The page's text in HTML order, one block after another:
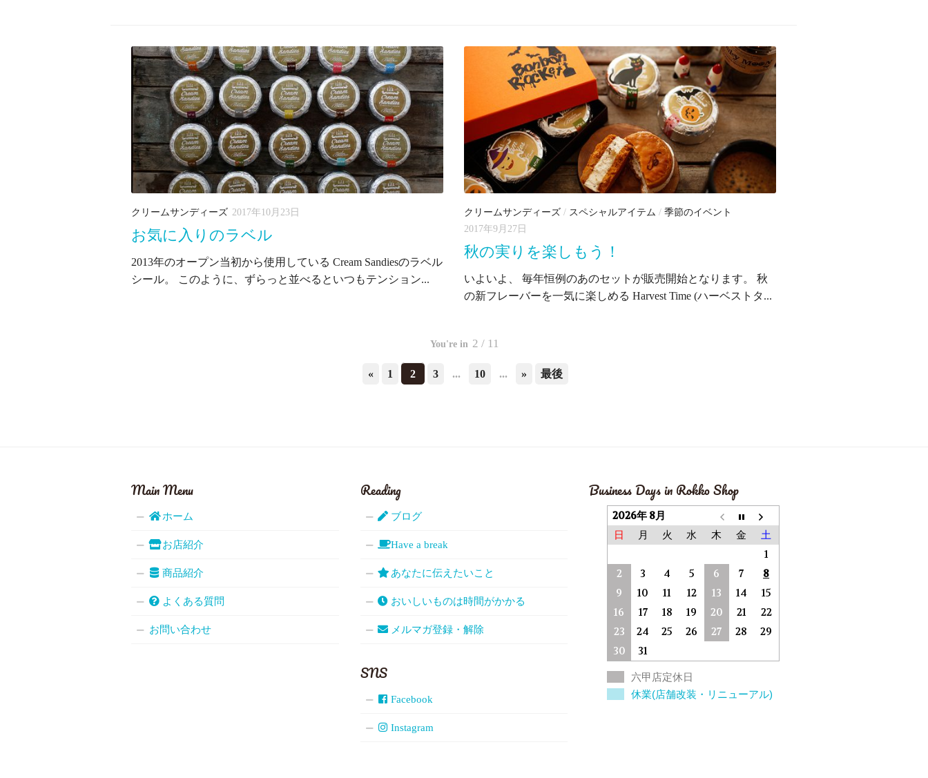
クリームサンディーズ 2017年10月23日
お気に入りのラベル
2013年のオープン当初から使用している Cream Sandiesのラベル
シール。 このように、ずらっと並べるといつもテンション...
クリームサンディーズ / スペシャルアイテム / 季節のイベント
2017年9月27日
秋の実りを楽しもう！
いよいよ、 毎年恒例のあのセットが販売開始となります。 秋
の新フレーバーを一気に楽しめる Harvest Time (ハーベストタ...
2 / 11
« 1 2 3 ... 10 ... » 最後
Main Menu
ホーム
お店紹介
商品紹介
よくある質問
お問い合わせ
Reading
ブログ
Have a break
あなたに伝えたいこと
おいしいものは時間がかかる
メルマガ登録・解除
SNS
Facebook
Instagram
Business Days in Rokko Shop
2026年 8月
日 月 火 水 木 金 土
1
2
3 4 5 6 7
8
9
10 11 12 13 14
15
16
17 18 19 20 21
22
23
24 25 26 27 28
29
30
31
六甲店定休日
休業(店舗改装・リニューアル)